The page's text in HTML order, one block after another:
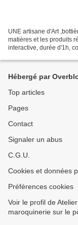
UNE artisane d'Art
matières et les produits
interactive, durée d'1h,
Hébergé par
Top articles
Pages
Contact
Signaler un abus
C.G.U.
Cookies et données
Préférences cookies
Voir le profil de
maroquinerie sur le